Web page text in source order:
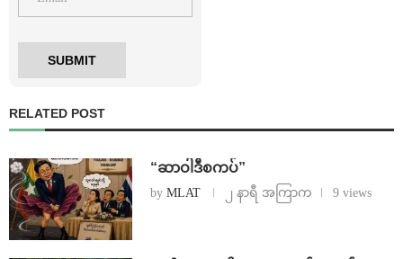
RELATED POST
“ဆာဝါဒီစကပ်”
by MLAT ၂ နာရီ အကြာက 9 views